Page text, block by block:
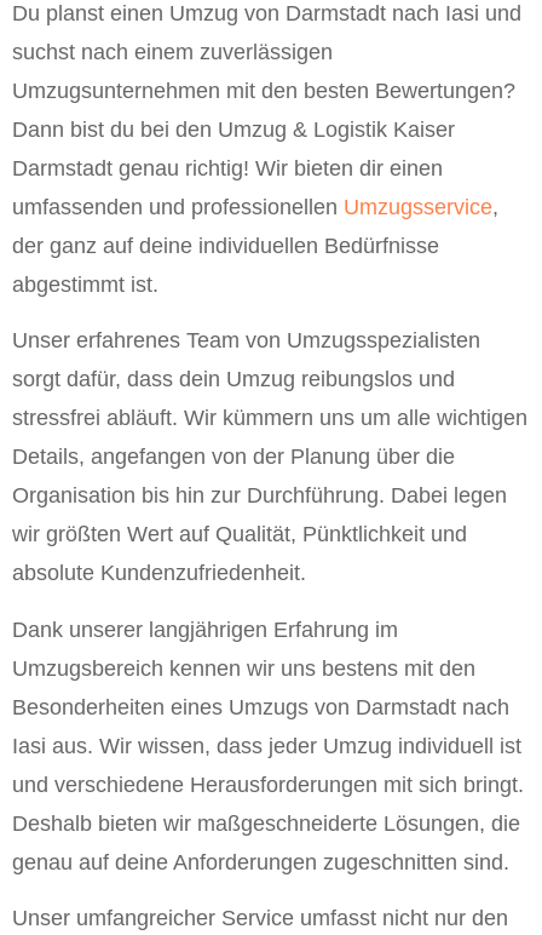
Du planst einen Umzug von Darmstadt nach Iasi und
suchst nach einem zuverlässigen
Umzugsunternehmen mit den besten Bewertungen?
Dann bist du bei den Umzug & Logistik Kaiser
Darmstadt genau richtig! Wir bieten dir einen
umfassenden und professionellen Umzugsservice,
der ganz auf deine individuellen Bedürfnisse
abgestimmt ist.
Unser erfahrenes Team von Umzugsspezialisten
sorgt dafür, dass dein Umzug reibungslos und
stressfrei abläuft. Wir kümmern uns um alle wichtigen
Details, angefangen von der Planung über die
Organisation bis hin zur Durchführung. Dabei legen
wir größten Wert auf Qualität, Pünktlichkeit und
absolute Kundenzufriedenheit.
Dank unserer langjährigen Erfahrung im
Umzugsbereich kennen wir uns bestens mit den
Besonderheiten eines Umzugs von Darmstadt nach
Iasi aus. Wir wissen, dass jeder Umzug individuell ist
und verschiedene Herausforderungen mit sich bringt.
Deshalb bieten wir maßgeschneiderte Lösungen, die
genau auf deine Anforderungen zugeschnitten sind.
Unser umfangreicher Service umfasst nicht nur den